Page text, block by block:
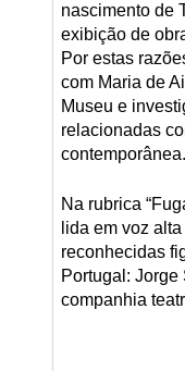
nascimento de
exibição de
Por estas
com Maria de
Museu e
relacionadas
contemporânea.
Na rubrica
lida em voz
reconhecidas
Portugal: Jorge
companhia